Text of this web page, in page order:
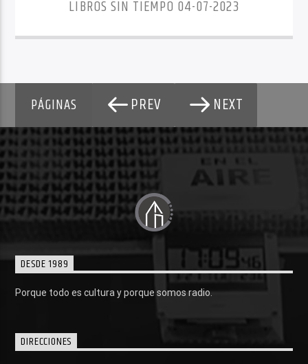
LIBROS SIN TIEMPO 04-07-2023
PÁGINAS PREV NEXT
DESDE 1989
Porque todo es cultura y porque somos radio.
DIRECCIONES